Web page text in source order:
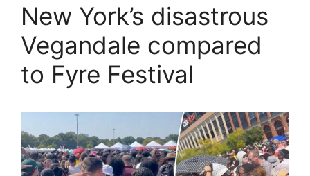
New York’s disastrous
Vegandale compared
to Fyre Festival